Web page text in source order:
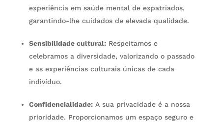
experiência em saúde mental de expatriados,
garantindo-lhe cuidados de elevada qualidade.
Sensibilidade cultural:Respeitamos e
celebramos a diversidade, valorizando o passado
e as experiências culturais únicas de cada
indivíduo.
Confidencialidade:A sua privacidade é a nossa
prioridade. Proporcionamos um espaço seguro e